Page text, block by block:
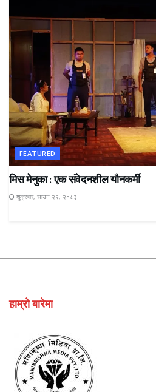
FEATURED
मिस मेनुका : एक संवेदनशील यौनकर्मी
शुक्रबार, साउन २२, २०८३
हाम्रो बारेमा